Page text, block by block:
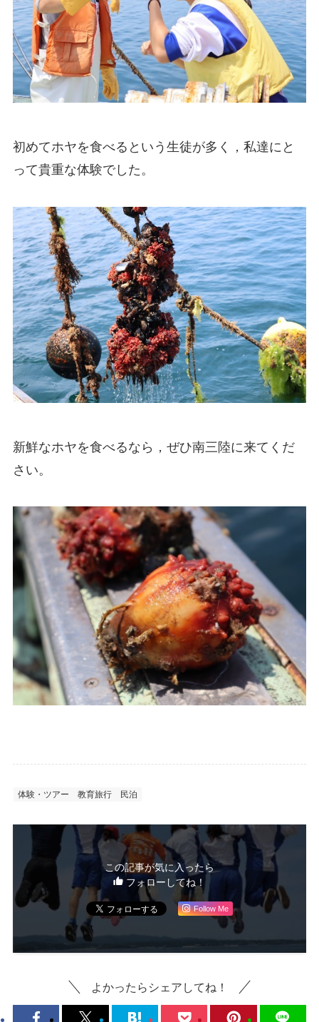
初めてホヤを食べるという生徒が多く，私達にと
って貴重な体験でした。
新鮮なホヤを食べるなら，ぜひ南三陸に来てくだ
さい。
体験・ツアー 教育旅行 民泊
この記事が気に入ったら
フォローしてね！
Follow Me
よかったらシェアしてね！